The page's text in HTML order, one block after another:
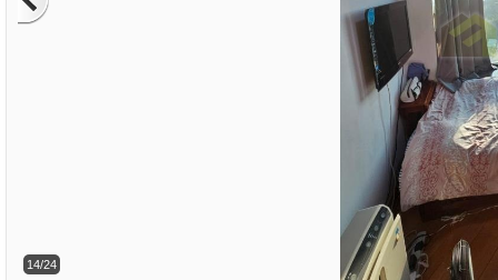
14/24